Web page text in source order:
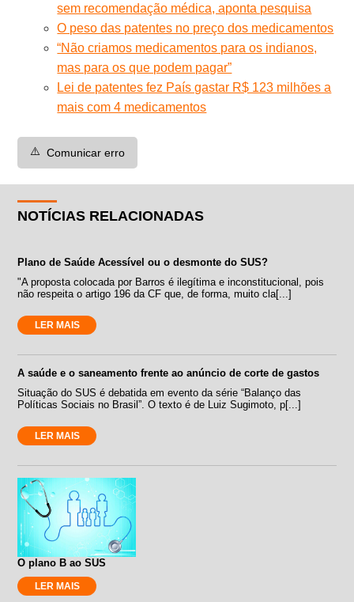
sem recomendação médica, aponta pesquisa
O peso das patentes no preço dos medicamentos
“Não criamos medicamentos para os indianos,
mas para os que podem pagar”
Lei de patentes fez País gastar R$ 123 milhões a
mais com 4 medicamentos
⚠️ Comunicar erro
NOTÍCIAS RELACIONADAS
Plano de Saúde Acessível ou o desmonte do SUS?
"A proposta colocada por Barros é ilegítima e inconstitucional, pois
não respeita o artigo 196 da CF que, de forma, muito cla[...]
LER MAIS
A saúde e o saneamento frente ao anúncio de corte de gastos
Situação do SUS é debatida em evento da série “Balanço das
Políticas Sociais no Brasil”. O texto é de Luiz Sugimoto, p[...]
LER MAIS
O plano B ao SUS
LER MAIS